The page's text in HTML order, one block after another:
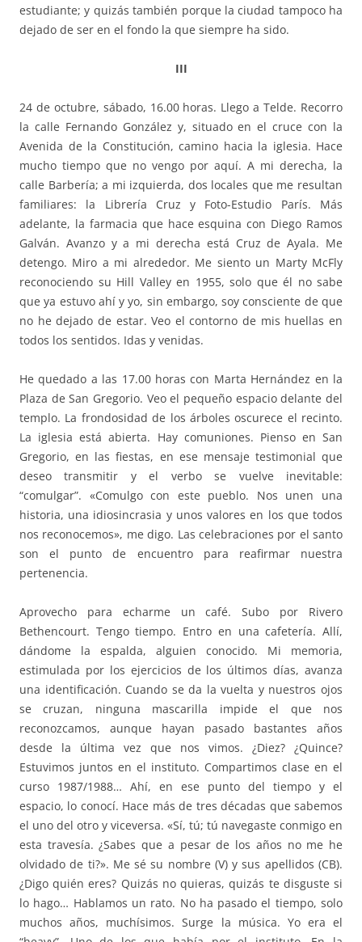
estudiante; y quizás también porque la ciudad tampoco ha
dejado de ser en el fondo la que siempre ha sido.
III
24 de octubre, sábado, 16.00 horas. Llego a Telde. Recorro
la calle Fernando González y, situado en el cruce con la
Avenida de la Constitución, camino hacia la iglesia. Hace
mucho tiempo que no vengo por aquí. A mi derecha, la
calle Barbería; a mi izquierda, dos locales que me resultan
familiares: la Librería Cruz y Foto-Estudio París. Más
adelante, la farmacia que hace esquina con Diego Ramos
Galván. Avanzo y a mi derecha está Cruz de Ayala. Me
detengo. Miro a mi alrededor. Me siento un Marty McFly
reconociendo su Hill Valley en 1955, solo que él no sabe
que ya estuvo ahí y yo, sin embargo, soy consciente de que
no he dejado de estar. Veo el contorno de mis huellas en
todos los sentidos. Idas y venidas.
He quedado a las 17.00 horas con Marta Hernández en la
Plaza de San Gregorio. Veo el pequeño espacio delante del
templo. La frondosidad de los árboles oscurece el recinto.
La iglesia está abierta. Hay comuniones. Pienso en San
Gregorio, en las fiestas, en ese mensaje testimonial que
deseo transmitir y el verbo se vuelve inevitable:
“comulgar”. «Comulgo con este pueblo. Nos unen una
historia, una idiosincrasia y unos valores en los que todos
nos reconocemos», me digo. Las celebraciones por el santo
son el punto de encuentro para reafirmar nuestra
pertenencia.
Aprovecho para echarme un café. Subo por Rivero
Bethencourt. Tengo tiempo. Entro en una cafetería. Allí,
dándome la espalda, alguien conocido. Mi memoria,
estimulada por los ejercicios de los últimos días, avanza
una identificación. Cuando se da la vuelta y nuestros ojos
se cruzan, ninguna mascarilla impide el que nos
reconozcamos, aunque hayan pasado bastantes años
desde la última vez que nos vimos. ¿Diez? ¿Quince?
Estuvimos juntos en el instituto. Compartimos clase en el
curso 1987/1988… Ahí, en ese punto del tiempo y el
espacio, lo conocí. Hace más de tres décadas que sabemos
el uno del otro y viceversa. «Sí, tú; tú navegaste conmigo en
esta travesía. ¿Sabes que a pesar de los años no me he
olvidado de ti?». Me sé su nombre (V) y sus apellidos (CB).
¿Digo quién eres? Quizás no quieras, quizás te disguste si
lo hago… Hablamos un rato. No ha pasado el tiempo, solo
muchos años, muchísimos. Surge la música. Yo era el